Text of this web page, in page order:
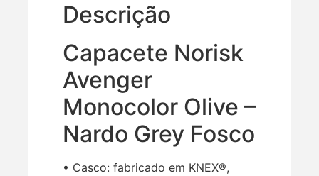
Descrição
Capacete Norisk
Avenger
Monocolor Olive –
Nardo Grey Fosco
• Casco: fabricado em KNEX®,